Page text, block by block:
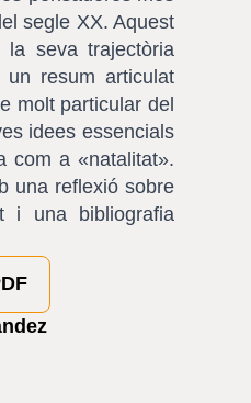
segle XX. Aquest
seva trajectòria
un resum articulat
molt particular del
idees essencials
com a «natalitat».
una reflexió sobre
i una bibliografia